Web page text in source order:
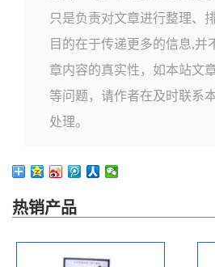
只是负责对文章进行整理、
目的在于传递更多的信息,并
章内容的真实性，如本站文
等问题，请作者在及时联系
处理。
热销产品